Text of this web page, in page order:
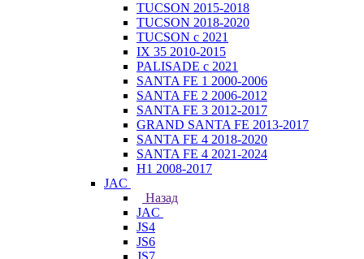
TUCSON 2015-2018
TUCSON 2018-2020
TUCSON с 2021
IX 35 2010-2015
PALISADE с 2021
SANTA FE 1 2000-2006
SANTA FE 2 2006-2012
SANTA FE 3 2012-2017
GRAND SANTA FE 2013-2017
SANTA FE 4 2018-2020
SANTA FE 4 2021-2024
H1 2008-2017
JAC
Назад
JAC
JS4
JS6
JS7